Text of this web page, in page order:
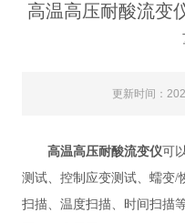
高温高压耐酸流变
更新时间：
高温高压耐酸流变仪可
测试、控制应变测试、蠕变/
扫描、温度扫描、时间扫描